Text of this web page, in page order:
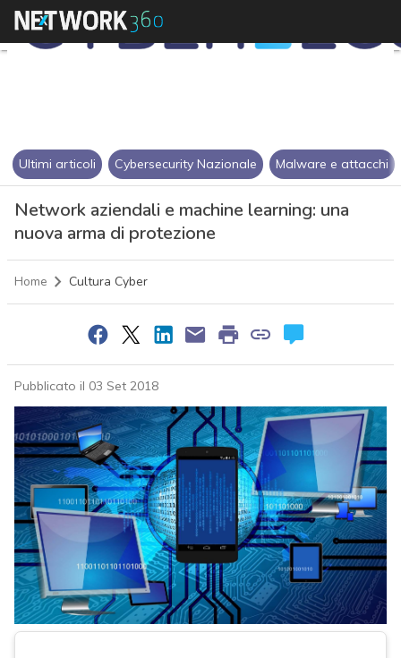
Ultimi articoli Cybersecurity Nazionale Malware e attacchi
Network aziendali e machine learning: una
nuova arma di protezione
Home Cultura Cyber
Pubblicato il 03 Set 2018